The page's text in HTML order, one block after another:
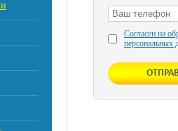
Согласен на
персональных